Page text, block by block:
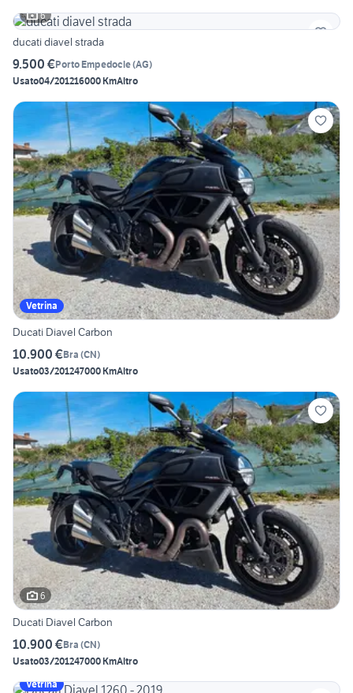
6
ducati diavel strada
9.500 €Porto Empedocle(AG)
Usato04/201216000 KmAltro
Vetrina
Ducati Diavel Carbon
10.900 €Bra (CN)
Usato03/201247000 KmAltro
6
Ducati Diavel Carbon
10.900 €Bra (CN)
Usato03/201247000 KmAltro
Vetrina